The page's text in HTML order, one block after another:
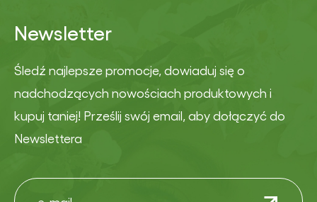
Newsletter
Śledź najlepsze promocje, dowiaduj się o
nadchodzących nowościach produktowych i
kupuj taniej! Prześlij swój email, aby dołączyć do
Newslettera